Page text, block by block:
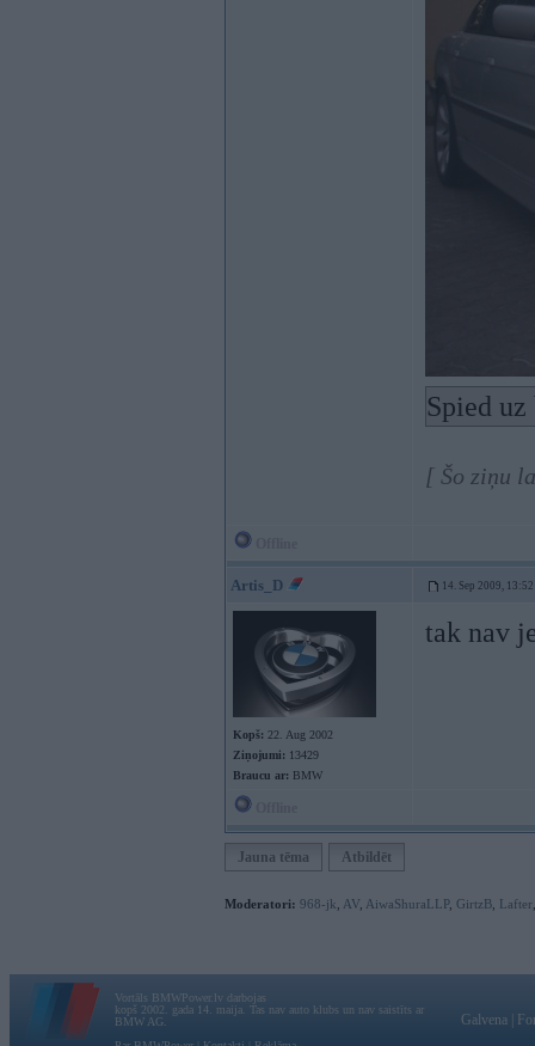
Spied
[ Šo ziņu
Artis_D 14. Sep 2009, 13:52
Kopš: 22. Aug 2002
Ziņojumi: 13429
Braucu ar: BMW
tak nav
Jauna tēma Atbildēt
Moderatori: 968-jk AV AiwaShuraLLP, GirtzB Lafter
Vortāls BMWPower.lv darbojas
kopš 2002. gada 14. maija. Tas nav auto klubs un nav saistīts ar
BMW AG.
Galvena